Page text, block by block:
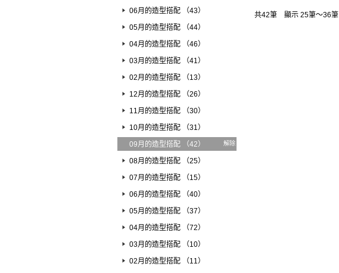
06月的造型搭配 （43）
05月的造型搭配 （44）
04月的造型搭配 （46）
03月的造型搭配 （41）
02月的造型搭配 （13）
12月的造型搭配 （26）
11月的造型搭配 （30）
10月的造型搭配 （31）
09月的造型搭配 （42）
解除
08月的造型搭配 （25）
07月的造型搭配 （15）
06月的造型搭配 （40）
05月的造型搭配 （37）
04月的造型搭配 （72）
03月的造型搭配 （10）
02月的造型搭配 （11）
共42筆 顯示 25筆〜36筆